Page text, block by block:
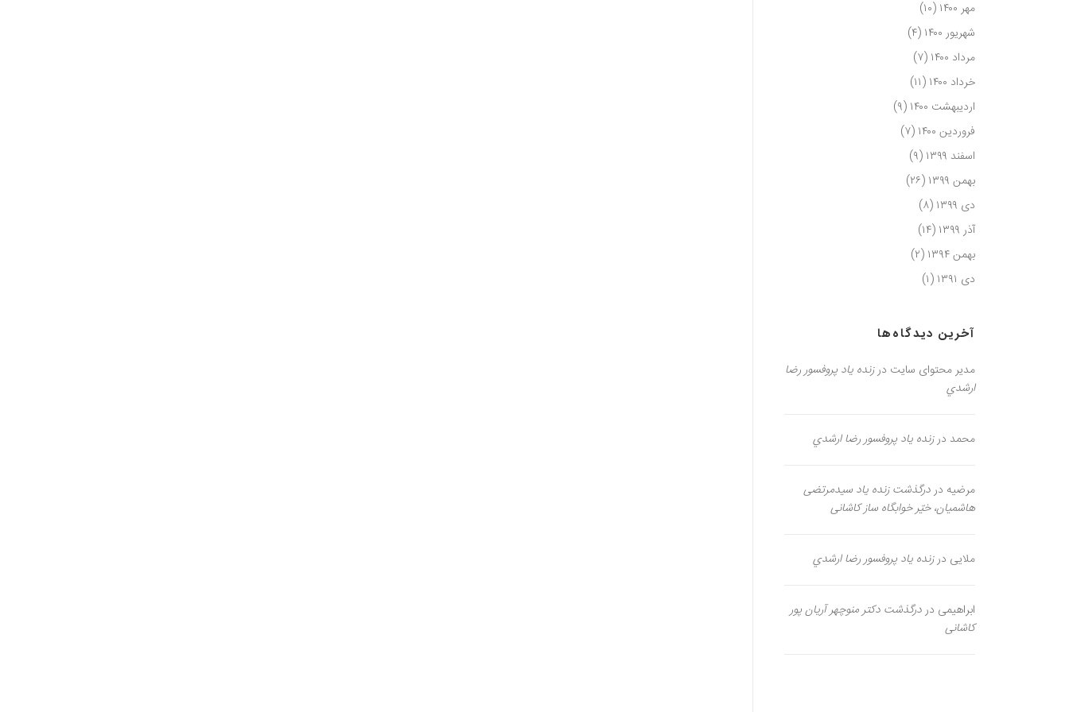
مهر ۱۴۰۰
(۱۰)
شهریور ۱۴۰۰
(۴)
مرداد ۱۴۰۰
(۷)
خرداد ۱۴۰۰
(۱۱)
اردیبهشت ۱۴۰۰
(۹)
فروردین ۱۴۰۰
(۷)
اسفند ۱۳۹۹
(۹)
بهمن ۱۳۹۹
(۲۶)
دی ۱۳۹۹
(۸)
آذر ۱۳۹۹
(۱۴)
بهمن ۱۳۹۴
(۲)
دی ۱۳۹۱
(۱)
آخرین دیدگاه‌ها
مدیر محتوای سایت درزنده یاد پروفسور رضا
ارشدي
محمد درزنده یاد پروفسور رضا ارشدي
مرضیه دردرگذشت زنده یاد سیدمرتضی
هاشمیان، خیّر خوابگاه ساز کاشانی
ملایی درزنده یاد پروفسور رضا ارشدي
ابراهیمی دردرگذشت دکتر منوچهر آریان پور
کاشانی